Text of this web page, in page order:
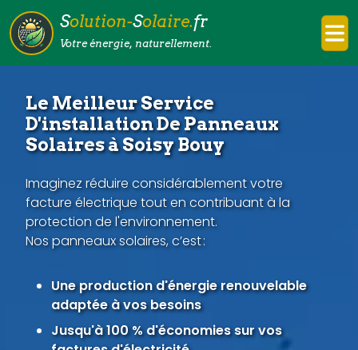
Solution-Solaire.fr
Votre énergie, naturellement.
Le Meilleur Service
D'installation De Panneaux
Solaires à Soisy Bouy
Imaginez réduire considérablement votre
facture électrique tout en contribuant à la
protection de l'environnement.
Nos panneaux solaires, c’est :
Une production d'énergie renouvelable
adaptée à vos besoins
Jusqu'à 100 % d'économies sur vos